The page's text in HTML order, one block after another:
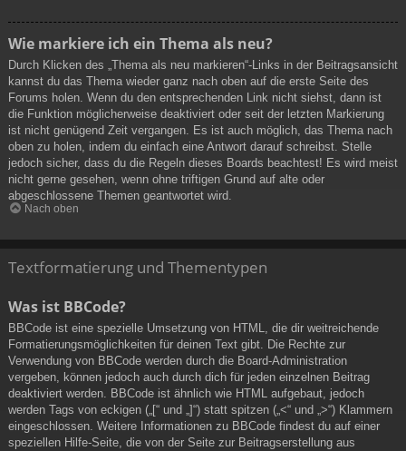
Wie markiere ich ein Thema als neu?
Durch Klicken des „Thema als neu markieren“-Links in der Beitragsansicht
kannst du das Thema wieder ganz nach oben auf die erste Seite des
Forums holen. Wenn du den entsprechenden Link nicht siehst, dann ist
die Funktion möglicherweise deaktiviert oder seit der letzten Markierung
ist nicht genügend Zeit vergangen. Es ist auch möglich, das Thema nach
oben zu holen, indem du einfach eine Antwort darauf schreibst. Stelle
jedoch sicher, dass du die Regeln dieses Boards beachtest! Es wird meist
nicht gerne gesehen, wenn ohne triftigen Grund auf alte oder
abgeschlossene Themen geantwortet wird.
Nach oben
Textformatierung und Thementypen
Was ist BBCode?
BBCode ist eine spezielle Umsetzung von HTML, die dir weitreichende
Formatierungsmöglichkeiten für deinen Text gibt. Die Rechte zur
Verwendung von BBCode werden durch die Board-Administration
vergeben, können jedoch auch durch dich für jeden einzelnen Beitrag
deaktiviert werden. BBCode ist ähnlich wie HTML aufgebaut, jedoch
werden Tags von eckigen („[“ und „]“) statt spitzen („<“ und „>“) Klammern
eingeschlossen. Weitere Informationen zu BBCode findest du auf einer
speziellen Hilfe-Seite, die von der Seite zur Beitragserstellung aus